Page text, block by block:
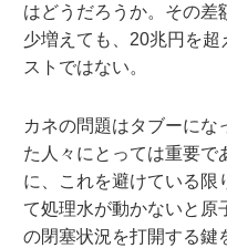
はどうだろうか。その差
少増えても、20兆円を超
ストではない。
カネの問題はタブーにな
た人々にとっては重要で
に、これを避けている限
て処理水が動かないと原
の閉塞状況を打開する鍵